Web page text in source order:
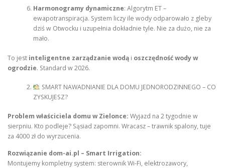
Harmonogramy dynamiczne: Algorytm ET –
ewapotranspiracja. System liczy ile wody odparowało z gleby
dziś w Otwocku i uzupełnia dokładnie tyle. Nie za dużo, nie za
mało.
To jest inteligentne zarządzanie wodą i oszczędność wody w
ogrodzie. Standard w 2026.
SMART NAWADNIANIE DLA DOMU JEDNORODZINNEGO – CO
ZYSKUJESZ?
Problem właściciela domu w Zielonce: Wyjazd na 2 tygodnie w
sierpniu. Kto podleje? Sąsiad zapomni. Wracasz – trawnik spalony, tuje
za 4000 zł do wyrzucenia.
Rozwiązanie dom-ai.pl – Smart Irrigation:
Montujemy kompletny system: sterownik Wi-Fi, elektrozawory,